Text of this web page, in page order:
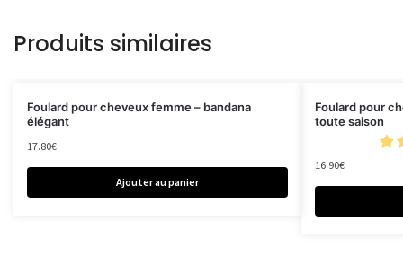
Produits similaires
Foulard pour cheveux femme – bandana
élégant
17.80€
Ajouter au panier
Foulard pour
toute saison
16.90€